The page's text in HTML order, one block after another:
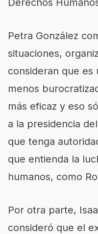
Derechos
Petra González
situaciones,
consideran que es
menos
más eficaz y eso
a la presidencia
que tenga
que entienda la
humanos, como
Por otra parte,
consideró que el